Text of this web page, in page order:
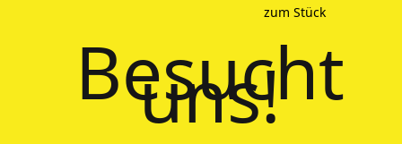
Besucht
uns!